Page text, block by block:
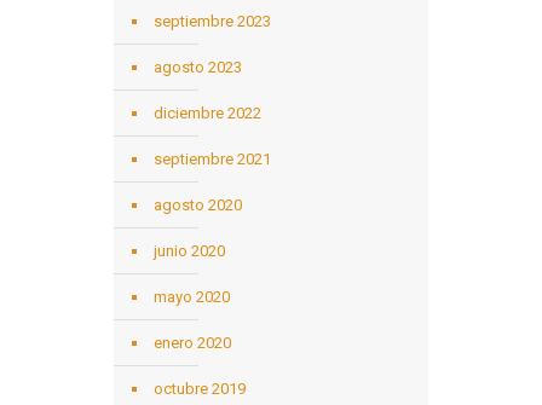
septiembre 2023
agosto 2023
diciembre 2022
septiembre 2021
agosto 2020
junio 2020
mayo 2020
enero 2020
octubre 2019